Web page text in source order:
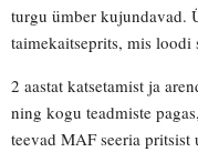
turgu ümber kujundavad.
taimekaitseprits, mis loodi
2 aastat katsetamist ja
ning kogu teadmiste
teevad MAF seeria